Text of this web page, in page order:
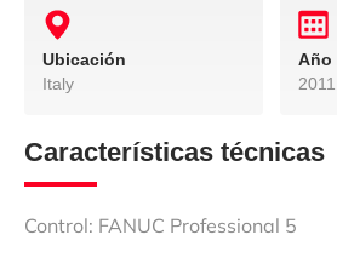
Ubicación
Italy
Año
2011
Características técnicas
Control: FANUC Professional 5